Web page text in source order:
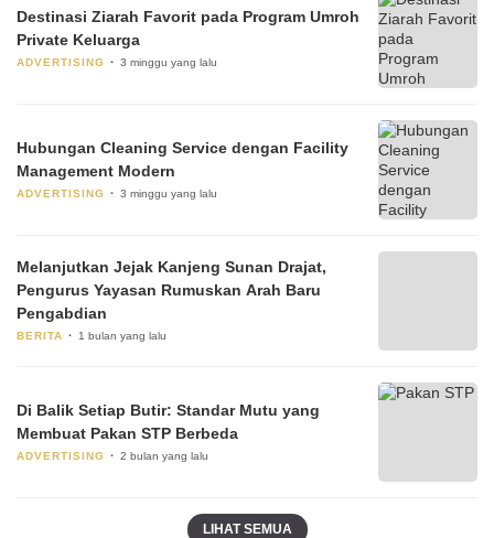
Destinasi Ziarah Favorit pada Program Umroh
Private Keluarga
ADVERTISING 3 minggu yang lalu
Hubungan Cleaning Service dengan Facility
Management Modern
ADVERTISING 3 minggu yang lalu
Melanjutkan Jejak Kanjeng Sunan Drajat,
Pengurus Yayasan Rumuskan Arah Baru
Pengabdian
BERITA 1 bulan yang lalu
Di Balik Setiap Butir: Standar Mutu yang
Membuat Pakan STP Berbeda
ADVERTISING 2 bulan yang lalu
LIHAT SEMUA